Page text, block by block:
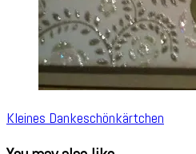
Kleines Dankeschönkärtchen